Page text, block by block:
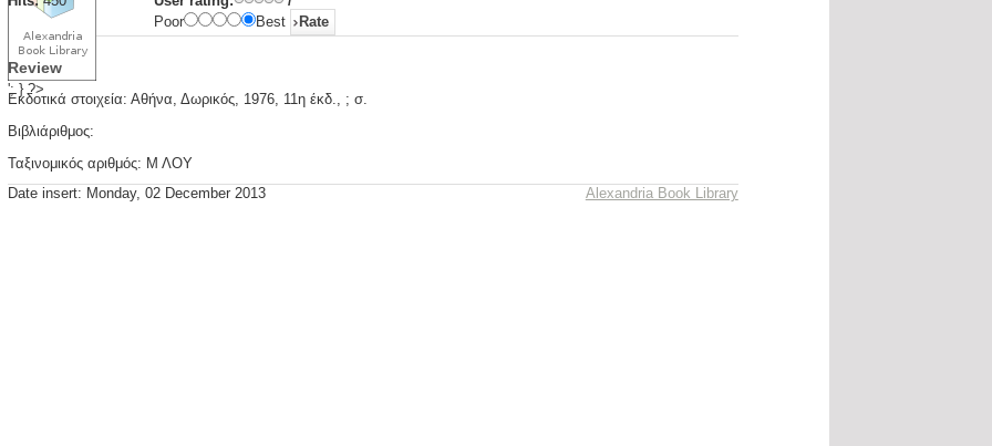
'; } ?>
Poor
Best
Review
Εκδοτικά στοιχεία: Αθήνα, Δωρικός, 1976, 11η έκδ., ; σ.
Βιβλιάριθμος:
Ταξινομικός αριθμός: Μ ΛΟΥ
Date insert: Monday, 02 December 2013
Alexandria Book Library